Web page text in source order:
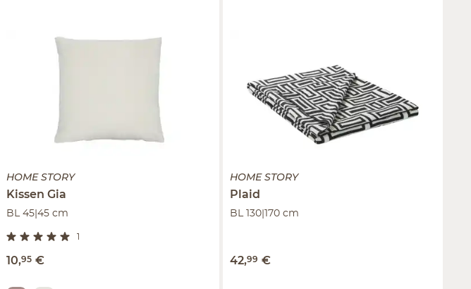
HOME STORY
Kissen Gia
BL 45|45 cm
1
10,95 €
HOME STORY
Plaid
BL 130|170 cm
42,99 €